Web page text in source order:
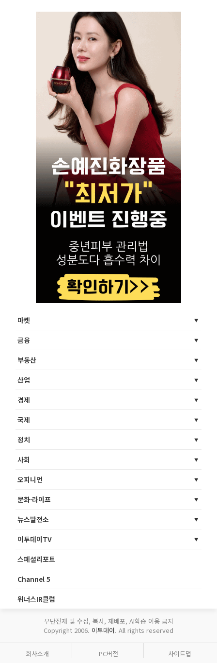
마켓
금융
부동산
산업
경제
국제
정치
사회
오피니언
문화·라이프
뉴스발전소
이투데이TV
스페셜리포트
Channel 5
위너스IR클럽
무단전재 및 수집, 복사, 재배포, AI학습 이용 금지
Copyright 2006. 이투데이. All rights reserved
회사소개 PC버전 사이트맵